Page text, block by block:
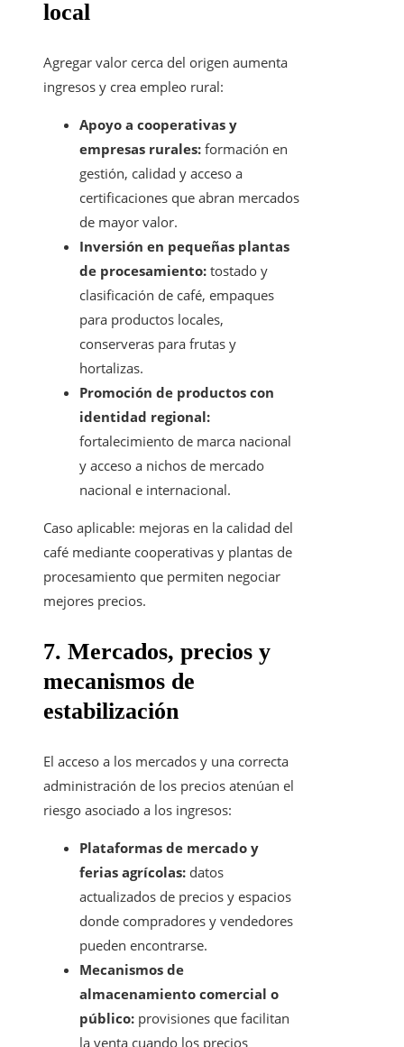
local
Agregar valor cerca del origen aumenta
ingresos y crea empleo rural:
Apoyo a cooperativas y
empresas rurales: formación en
gestión, calidad y acceso a
certificaciones que abran mercados
de mayor valor.
Inversión en pequeñas plantas
de procesamiento: tostado y
clasificación de café, empaques
para productos locales,
conserveras para frutas y
hortalizas.
Promoción de productos con
identidad regional:
fortalecimiento de marca nacional
y acceso a nichos de mercado
nacional e internacional.
Caso aplicable: mejoras en la calidad del
café mediante cooperativas y plantas de
procesamiento que permiten negociar
mejores precios.
7. Mercados, precios y
mecanismos de
estabilización
El acceso a los mercados y una correcta
administración de los precios atenúan el
riesgo asociado a los ingresos:
Plataformas de mercado y
ferias agrícolas: datos
actualizados de precios y espacios
donde compradores y vendedores
pueden encontrarse.
Mecanismos de
almacenamiento comercial o
público: provisiones que facilitan
la venta cuando los precios